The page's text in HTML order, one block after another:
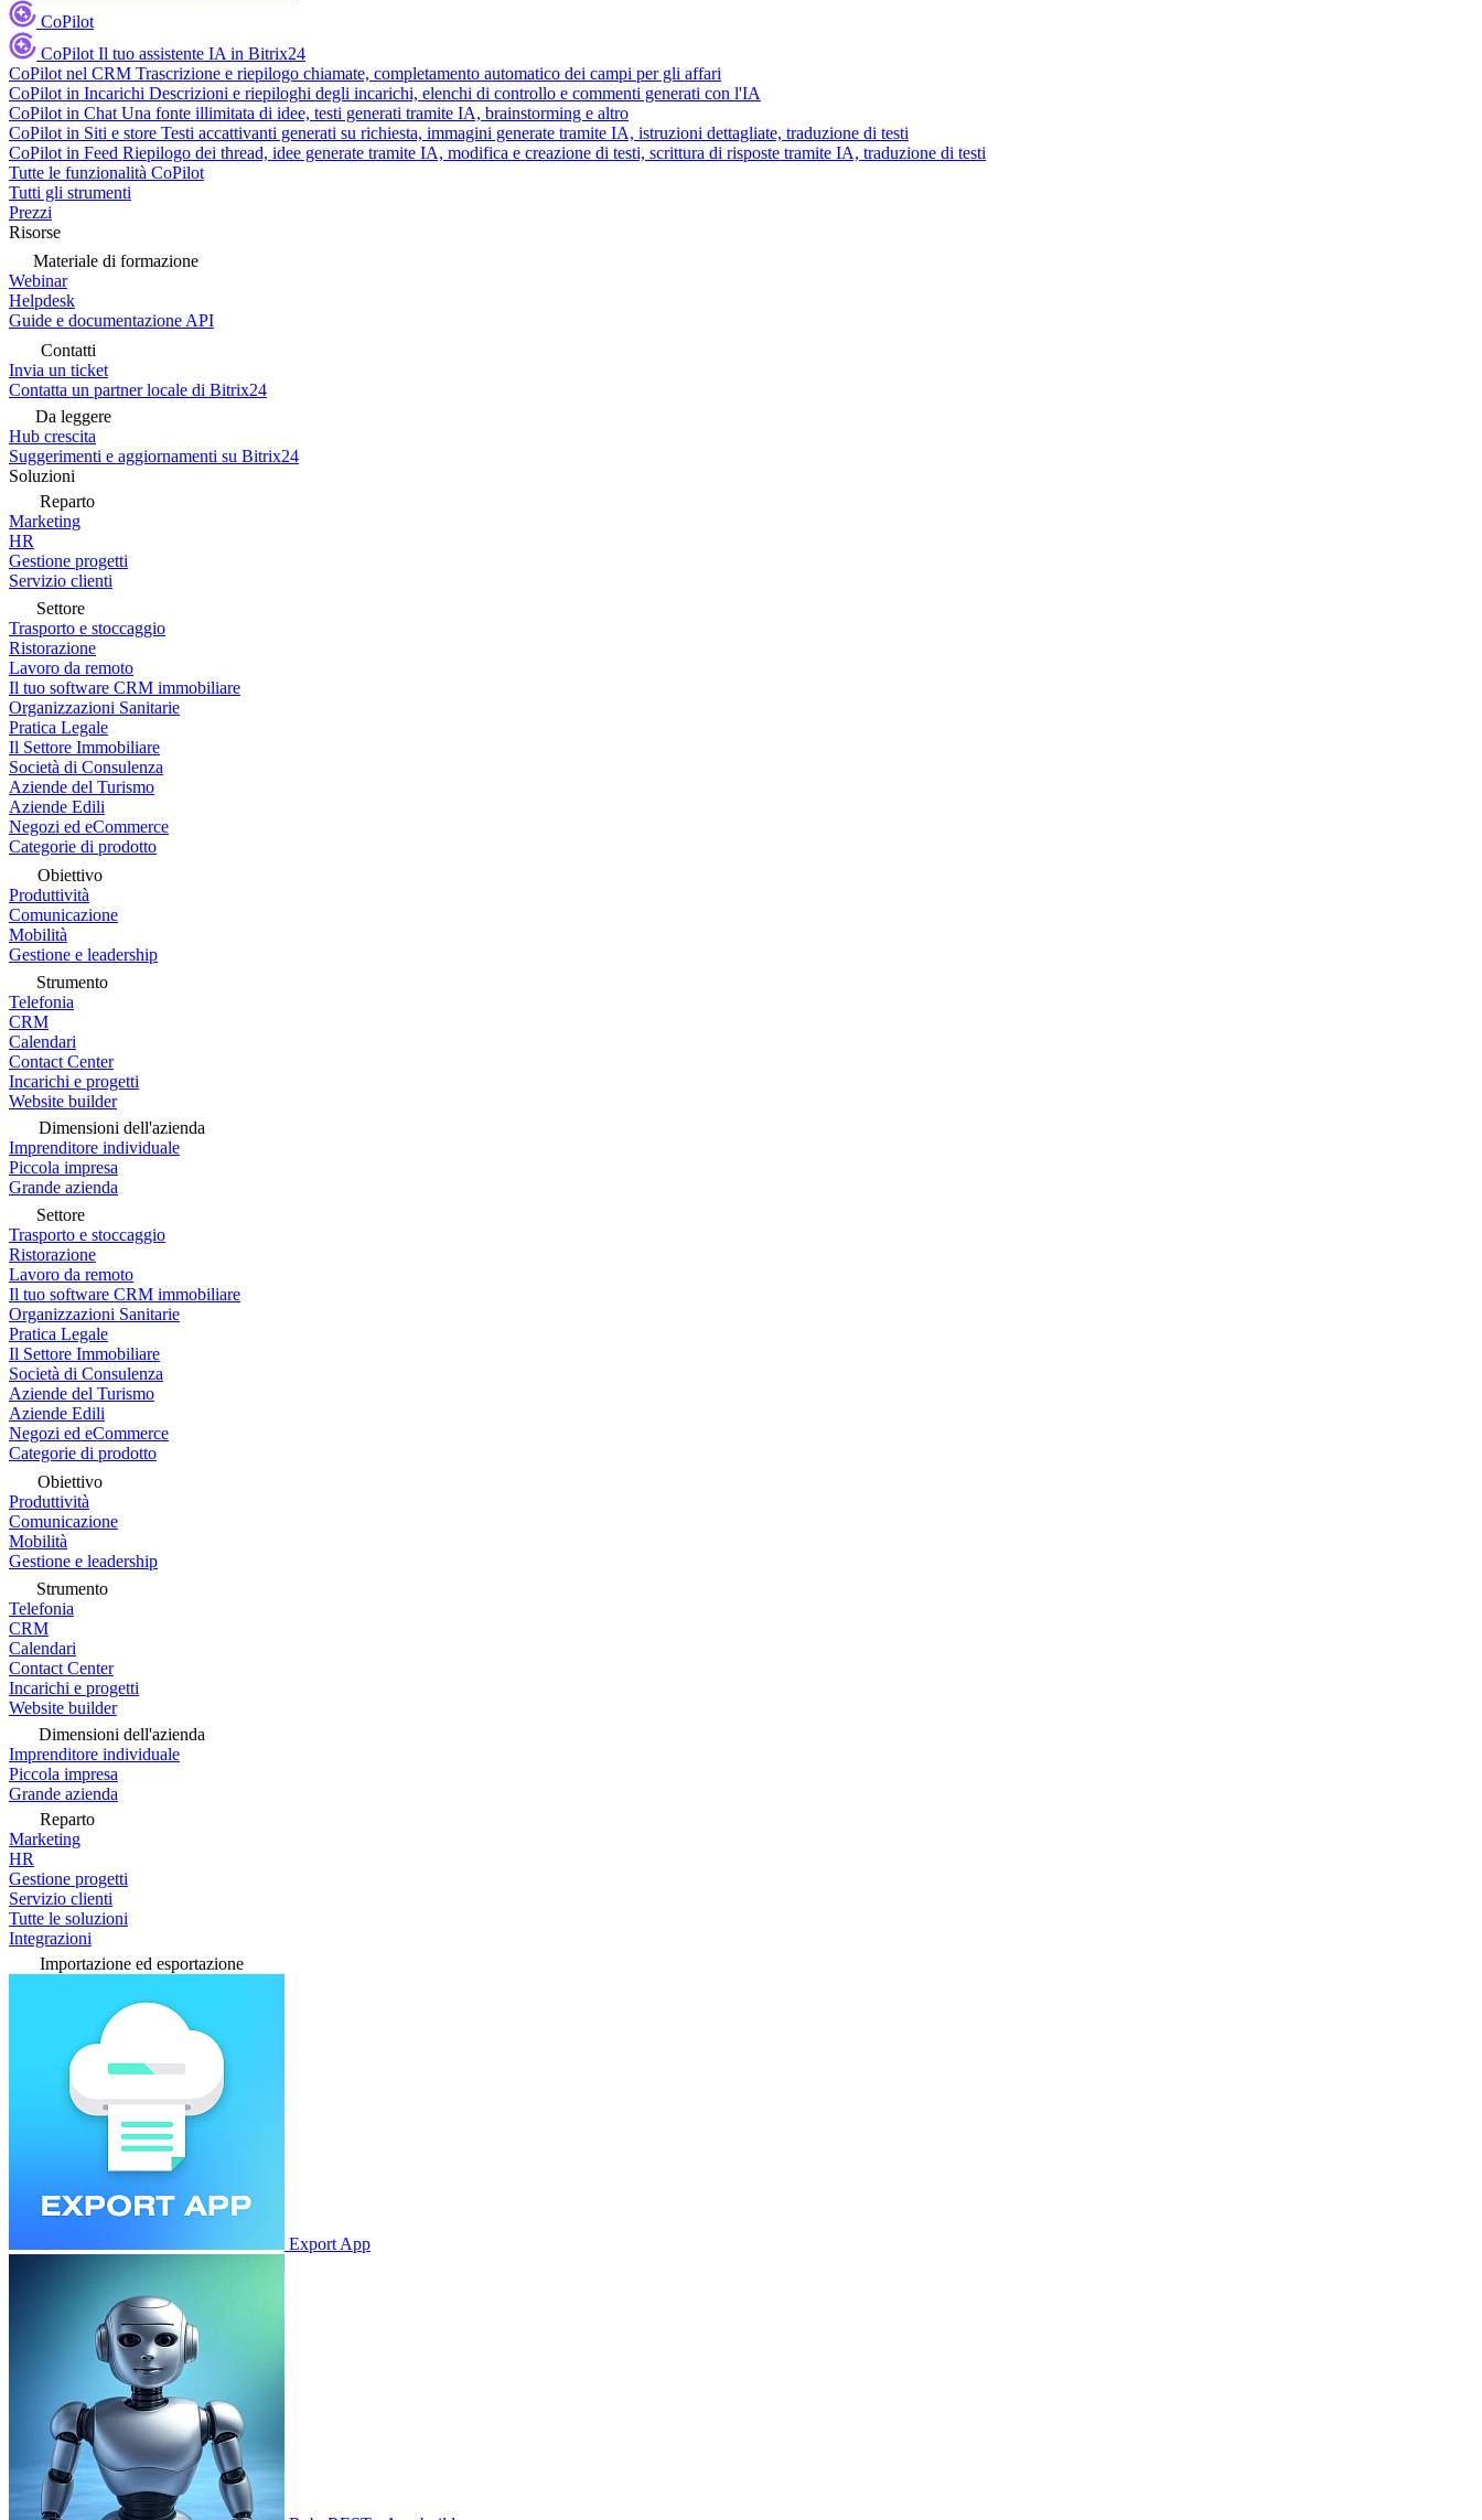
CoPilot
CoPilot Il tuo assistente IA in Bitrix24
CoPilot nel CRM Trascrizione e riepilogo chiamate, completamento automatico dei campi per gli affari
CoPilot in Incarichi Descrizioni e riepiloghi degli incarichi, elenchi di controllo e commenti generati con l'IA
CoPilot in Chat Una fonte illimitata di idee, testi generati tramite IA, brainstorming e altro
CoPilot in Siti e store Testi accattivanti generati su richiesta, immagini generate tramite IA, istruzioni dettagliate, traduzione di testi
CoPilot in Feed Riepilogo dei thread, idee generate tramite IA, modifica e creazione di testi, scrittura di risposte tramite IA, traduzione di testi
Tutte le funzionalità CoPilot
Tutti gli strumenti
Prezzi
Risorse
Materiale di formazione
Webinar
Helpdesk
Guide e documentazione API
Contatti
Invia un ticket
Contatta un partner locale di Bitrix24
Da leggere
Hub crescita
Suggerimenti e aggiornamenti su Bitrix24
Soluzioni
Reparto
Marketing
HR
Gestione progetti
Servizio clienti
Settore
Trasporto e stoccaggio
Ristorazione
Lavoro da remoto
Il tuo software CRM immobiliare
Organizzazioni Sanitarie
Pratica Legale
Il Settore Immobiliare
Società di Consulenza
Aziende del Turismo
Aziende Edili
Negozi ed eCommerce
Categorie di prodotto
Obiettivo
Produttività
Comunicazione
Mobilità
Gestione e leadership
Strumento
Telefonia
CRM
Calendari
Contact Center
Incarichi e progetti
Website builder
Dimensioni dell'azienda
Imprenditore individuale
Piccola impresa
Grande azienda
Settore
Trasporto e stoccaggio
Ristorazione
Lavoro da remoto
Il tuo software CRM immobiliare
Organizzazioni Sanitarie
Pratica Legale
Il Settore Immobiliare
Società di Consulenza
Aziende del Turismo
Aziende Edili
Negozi ed eCommerce
Categorie di prodotto
Obiettivo
Produttività
Comunicazione
Mobilità
Gestione e leadership
Strumento
Telefonia
CRM
Calendari
Contact Center
Incarichi e progetti
Website builder
Dimensioni dell'azienda
Imprenditore individuale
Piccola impresa
Grande azienda
Reparto
Marketing
HR
Gestione progetti
Servizio clienti
Tutte le soluzioni
Integrazioni
Importazione ed esportazione
Export App